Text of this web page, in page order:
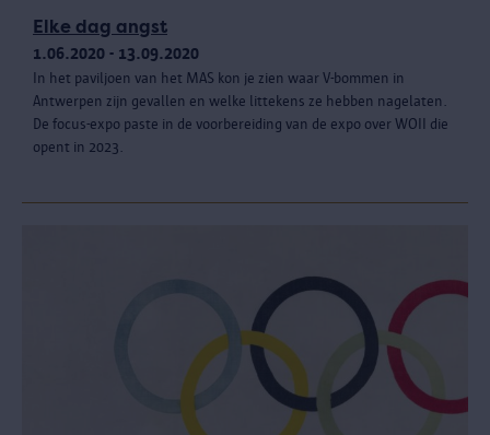
Elke dag angst
1.06.2020 - 13.09.2020
In het paviljoen van het MAS kon je zien waar V-bommen in
Antwerpen zijn gevallen en welke littekens ze hebben nagelaten.
De focus-expo paste in de voorbereiding van de expo over WOII die
opent in 2023.